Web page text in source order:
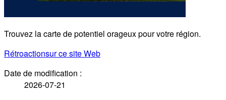
Trouvez la carte de potentiel orageux pour votre région.
Rétroactionsur ce site Web
Date de modification :
2026-07-21